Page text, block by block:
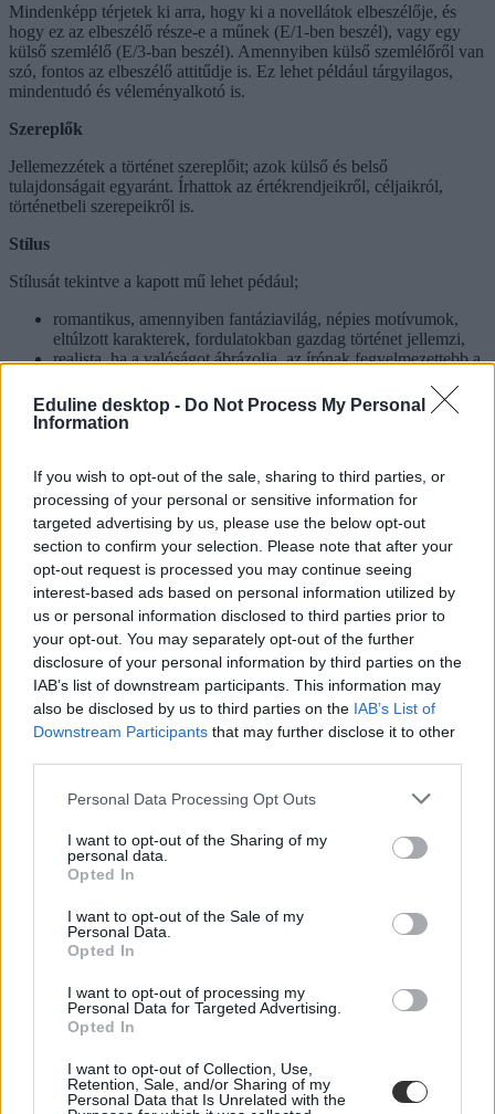
Eduline desktop - Do Not Process My Personal
Information
If you wish to opt-out of the sale, sharing to third parties, or
processing of your personal or sensitive information for
targeted advertising by us, please use the below opt-out
section to confirm your selection. Please note that after your
opt-out request is processed you may continue seeing
interest-based ads based on personal information utilized by
us or personal information disclosed to third parties prior to
your opt-out. You may separately opt-out of the further
disclosure of your personal information by third parties on the
IAB’s list of downstream participants. This information may
also be disclosed by us to third parties on the IAB’s List of
Downstream Participants that may further disclose it to other
Personal Data Processing Opt Outs
I want to opt-out of the Sharing of my
personal data.
Opted In
I want to opt-out of the Sale of my
Personal Data.
Opted In
I want to opt-out of processing my
Personal Data for Targeted Advertising.
Opted In
I want to opt-out of Collection, Use,
Retention, Sale, and/or Sharing of my
Personal Data that Is Unrelated with the
Mindenképp térjetek ki arra, hogy ki a novellátok elbeszélője, és
hogy ez az elbeszélő része-e a műnek (E/1-ben beszél), vagy egy
külső szemlélő (E/3-ban beszél). Amennyiben külső szemlélőről van
szó, fontos az elbeszélő attitűdje is. Ez lehet például tárgyilagos,
mindentudó és véleményalkotó is.
Szereplők
Jellemezzétek a történet szereplőit; azok külső és belső
tulajdonságait egyaránt. Írhattok az értékrendjeikről, céljaikról,
történetbeli szerepeikről is.
Stílus
Stílusát tekintve a kapott mű lehet pédául;
romantikus, amennyiben fantáziavilág, népies motívumok,
eltúlzott karakterek, fordulatokban gazdag történet jellemzi,
realista, ha a valóságot ábrázolja, az írónak fegyelmezettebb a
naturalista, ami a realizmus erősebb formája, és
groteszk is, ha ötvözi a tragikust a komikussal, szélsőségesen
Igyekezzetek megállapítani tehát a kapott mű stílusát, és írjatok
néhány gondolatot arról, hogy milyen elemekből következtettetek
arra.
Befejezés
Ha mindezzel megvagytok, zárjátok le az elemzéseteket. A
lezárásban írhattok akár saját véleményről is, reflektálva arra, hogy
miért aktuális a novella témája a mai világra vagy társadalomra,
vagy hogy milyen szerepe, öröksége van a szerzőjének.
Érettségizzetek velünk!
Mint minden évben, az Eduline-on idén is megtaláljátok a
A vizsgák napján reggeltől estig beszámolunk a legfontosabb
hírekről, megtudhatjátok, milyen feladatokat kell megoldaniuk a
középszinten vizsgázóknak, de az emelt szintű írásbelikről is
nálunk téjékozódhattok elsőként.
És ami a legfontosabb: az írásbeli után nálunk nézhetitek át először
a szaktanárok által kidolgozott, nem hivatalos megoldásokat.
Délutánonként pedig arról olvashattok, hogy mit gondolnak a
tanárok és a vizsgázók a feladatsorokról, és persze ti is leírhatjátok
véleményeteket kommentben, sőt a szaktanároktól is kérdezhettek.
Ha elsőként szeretnétek megkapni a megoldásokat,
2024-es érettségirőlitt találjátok legfrissebb cikkeinket.